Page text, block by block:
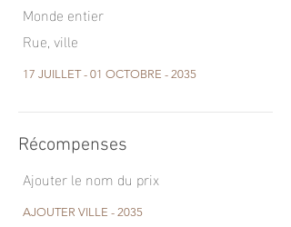
Monde entier
Rue, ville
17 JUILLET - 01 OCTOBRE - 2035
Récompenses
Ajouter le nom du prix
AJOUTER VILLE - 2035